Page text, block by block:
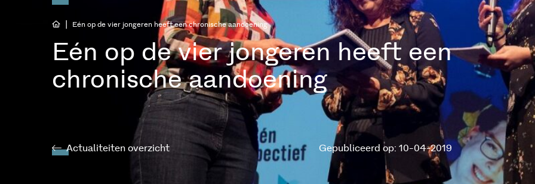
Eén op de vier jongeren heeft een chronische aandoening
Eén op de vier jongeren heeft een
chronische aandoening
Actualiteiten overzicht Gepubliceerd op: 10-04-2019